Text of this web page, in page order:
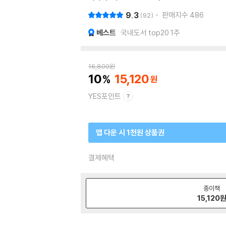
9.3 92 판매지수 486
베스트 국내도서 top20 1주
16,800원
10 15,120
YES포인트
앱 다운 시 1천원 상품권
결제혜택
종이책
15,120원